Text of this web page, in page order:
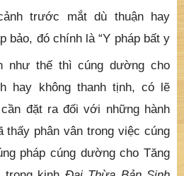
thế thì cúng dường cho
hay không thanh tịnh, có lẽ
đặt ra đối với những hành
thấy phân vân trong việc cúng
pháp cúng dường cho Tăng
trong kinh
Đại Thừa Bản Sinh
Báo Ân
mà cúng dường. Kinh